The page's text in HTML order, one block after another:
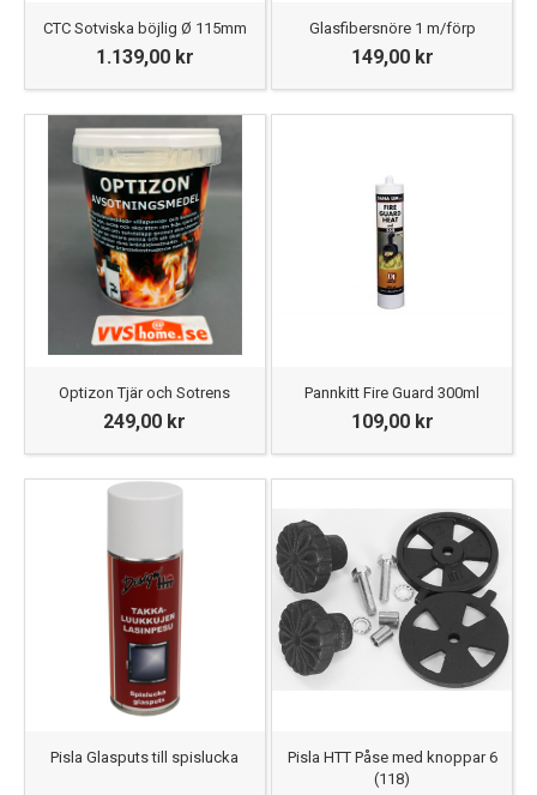
CTC Sotviska böjlig Ø 115mm
1.139,00 kr
Glasfibersnöre 1 m/förp
149,00 kr
Optizon Tjär och Sotrens
249,00 kr
Pannkitt Fire Guard 300ml
109,00 kr
Pisla Glasputs till spislucka
Pisla HTT Påse med knoppar 6
(118)